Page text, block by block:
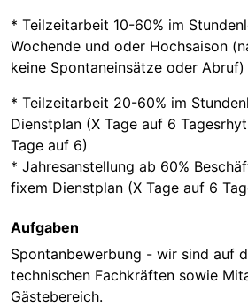
* Teilzeitarbeit 10-60% im
Wochende und oder Hochsaison
keine Spontaneinsätze oder Abruf)
* Teilzeitarbeit 20-60% im
Dienstplan (X Tage auf 6
Tage auf 6)
* Jahresanstellung ab 60%
fixem Dienstplan (X Tage auf 6
Aufgaben
Spontanbewerbung - wir sind auf
technischen Fachkräften sowie
Gästebereich.